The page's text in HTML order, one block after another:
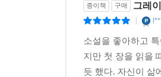
종이책 구매 그레
소설을 좋아하고
지만 첫 장을 읽을
듯 했다. 자신이 삶